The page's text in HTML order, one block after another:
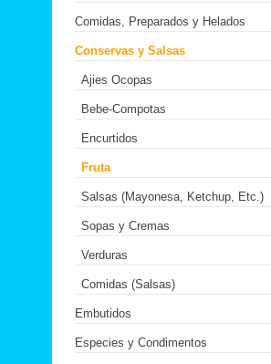
Comidas, Preparados y Helados
Conservas y Salsas
Ajies Ocopas
Bebe-Compotas
Encurtidos
Fruta
Salsas (Mayonesa, Ketchup, Etc.)
Sopas y Cremas
Verduras
Comidas (Salsas)
Embutidos
Especies y Condimentos